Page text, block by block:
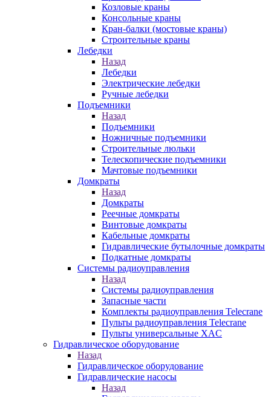
Козловые краны
Консольные краны
Кран-балки (мостовые краны)
Строительные краны
Лебедки
Назад
Лебедки
Электрические лебедки
Ручные лебедки
Подъемники
Назад
Подъемники
Ножничные подъемники
Строительные люльки
Телескопические подъемники
Мачтовые подъемники
Домкраты
Назад
Домкраты
Реечные домкраты
Винтовые домкраты
Кабельные домкраты
Гидравлические бутылочные домкраты
Подкатные домкраты
Системы радиоуправления
Назад
Системы радиоуправления
Запасные части
Комплекты радиоуправления Telecrane
Пульты радиоуправления Telecrane
Пульты универсальные XAC
Гидравлическое оборудование
Назад
Гидравлическое оборудование
Гидравлические насосы
Назад